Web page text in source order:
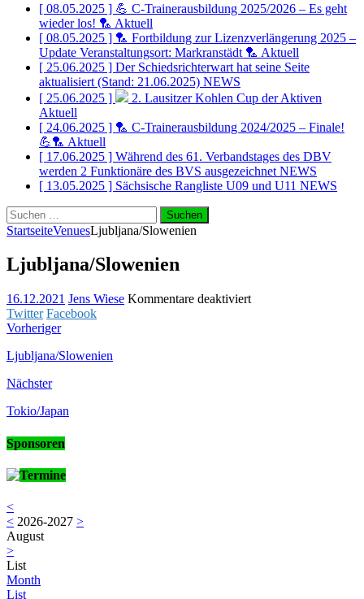
[ 08.05.2025 ] 💪 C-Trainerausbildung 2025/2026 – Es geht
wieder los! 🏸 Aktuell
[ 08.05.2025 ] 🏸 Fortbildung zur Lizenzverlängerung 2025 –
Update Veranstaltungsort: Markranstädt 🏸 Aktuell
[ 25.06.2025 ] Der Schiedsrichterwart hat seine Seite
aktualisiert (Stand: 21.06.2025) NEWS
[ 25.06.2025 ]
2. Lausitzer Kohlen Cup der Aktiven
Aktuell
[ 24.06.2025 ] 🏸 C-Trainerausbildung 2024/2025 – Finale!
💪🏸 Aktuell
[ 17.06.2025 ] Während des 61. Verbandstages des DBV
werden 2 Funktionäre des BVS ausgezeichnet NEWS
[ 13.05.2025 ] Sächsische Rangliste U09 und U11 NEWS
Suchen
nach:
StartseiteVenuesLjubljana/Slowenien
Ljubljana/Slowenien
16.12.2021 Jens Wiese Kommentare deaktiviertfür
Twitter Facebook
Vorheriger
Ljubljana/Slowenien
Nächster
Tokio/Japan
Sponsoren
Termine
<
< 2026-2027 >
August
>
List
Month
List